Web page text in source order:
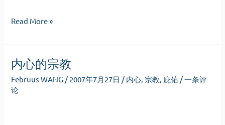
回
Read More »
内心的宗教
Februus WANG / 2007年7月27日 / 内心 宗教 庇佑 /一条评
论